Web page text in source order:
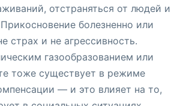
отстраняться от людей и
болезненно или
страх и не агрессивность.
газообразованием или
тоже существует в режиме
— и это влияет на то,